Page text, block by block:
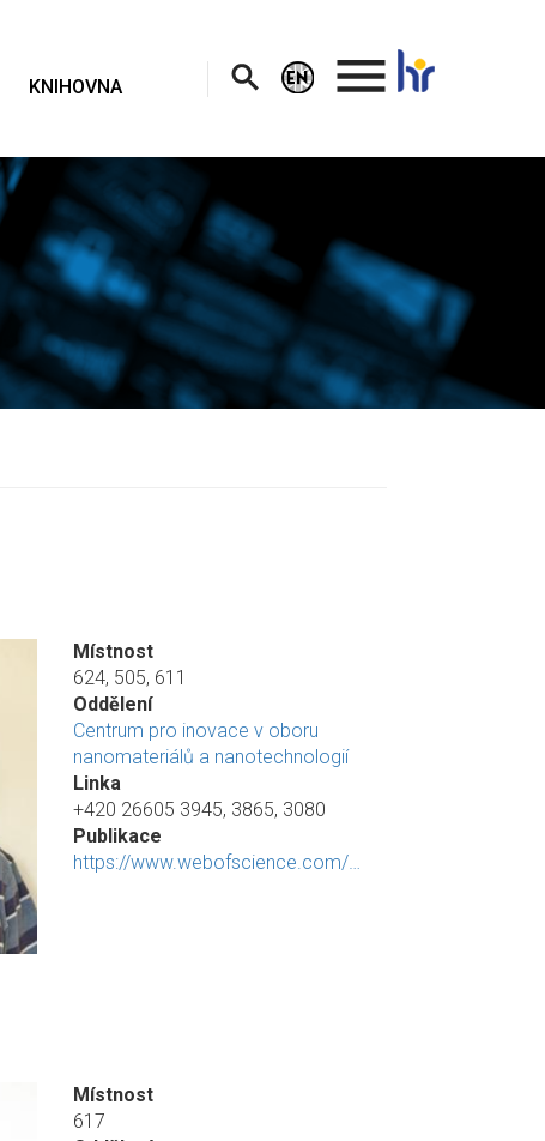
KNIHOVNA
.
Místnost
624, 505, 611
Oddělení
Centrum pro inovace v oboru
nanomateriálů a nanotechnologií
Linka
+420 26605 3945, 3865, 3080
Publikace
https://www.webofscience.com/…
Místnost
617